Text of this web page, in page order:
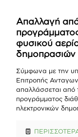
Απαλλαγή
φυσικού
δημοπρασιών
Σύμφωνα με την
Επιτροπής
απαλλάσσεται
προγράμματος
ηλεκτρονικών